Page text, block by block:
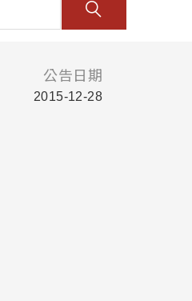
公告日期
2015-12-28